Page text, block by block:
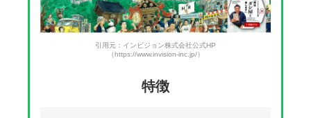
引用元：インビジョン株式会社公式HP
（https://www.invision-inc.jp/）
特徴